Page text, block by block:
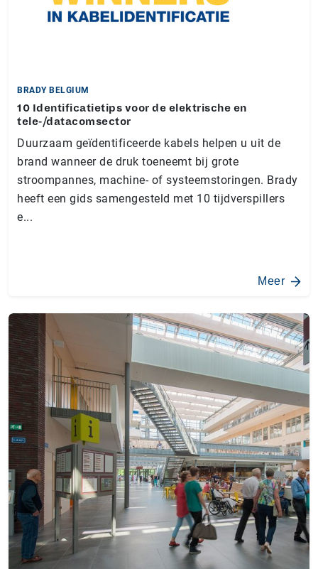
BRADY BELGIUM
10 Identificatietips voor de elektrische en
tele-/datacomsector
Duurzaam geïdentificeerde kabels helpen u uit de
brand wanneer de druk toeneemt bij grote
stroompannes, machine- of systeemstoringen. Brady
heeft een gids samengesteld met 10 tijdverspillers
e...
Meer